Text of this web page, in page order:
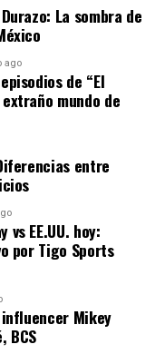
podría
en educación
el camino hacia su
la resistencia de
de un
riguroso y
periódicas. La
que “esta
camino hacia la
el Parlamento,
detalles específicos
su aprobación
La sombra de
ago
de “El
mundo de
entre
vs EE.UU. hoy:
por Tigo Sports
Mikey
BCS